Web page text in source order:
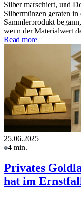
Silber marschiert, und
Silbermünzen geraten in
Sammlerprodukt
wenn der Materialwert
Read more
25.06.2025
4 min.
Privates
hat im